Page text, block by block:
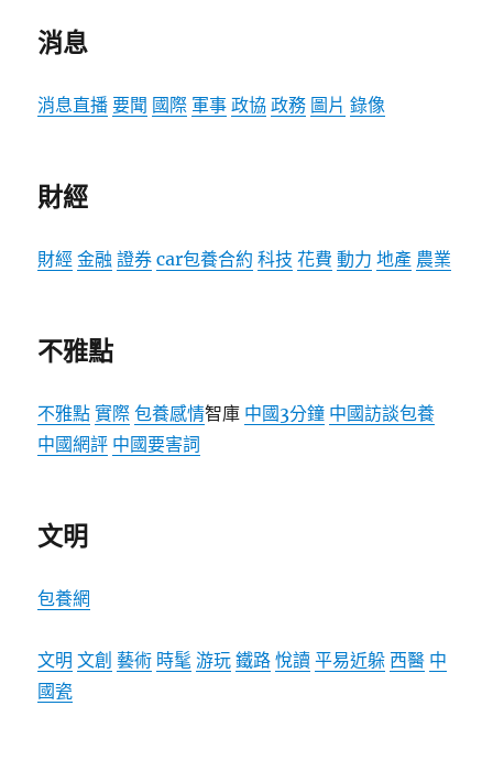
消息
消息直播 要聞 國際 軍事 政協 政務 圖片 錄像
財經
財經 金融 證券 car包養合約 科技 花費 動力 地產 農業
不雅點
不雅點 實際 包養感情智庫 中國3分鐘 中國訪談包養
中國網評 中國要害詞
文明
包養網
文明 文創 藝術 時髦 游玩 鐵路 悅讀 平易近躲 西醫 中
國瓷